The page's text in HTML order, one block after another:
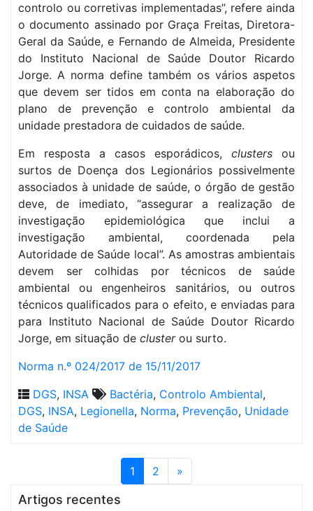
controlo ou corretivas implementadas”, refere ainda
o documento assinado por Graça Freitas, Diretora-
Geral da Saúde, e Fernando de Almeida, Presidente
do Instituto Nacional de Saúde Doutor Ricardo
Jorge. A norma define também os vários aspetos
que devem ser tidos em conta na elaboração do
plano de prevenção e controlo ambiental da
unidade prestadora de cuidados de saúde.
Em resposta a casos esporádicos, clusters ou
surtos de Doença dos Legionários possivelmente
associados à unidade de saúde, o órgão de gestão
deve, de imediato, “assegurar a realização de
investigação epidemiológica que inclui a
investigação ambiental, coordenada pela
Autoridade de Saúde local”. As amostras ambientais
devem ser colhidas por técnicos de saúde
ambiental ou engenheiros sanitários, ou outros
técnicos qualificados para o efeito, e enviadas para
para Instituto Nacional de Saúde Doutor Ricardo
Jorge, em situação de clusterou surto.
Norma n.º 024/2017 de 15/11/2017
DGS, INSA Bactéria, Controlo Ambiental,
DGS, INSA, Legionella, Norma, Prevenção, Unidade
de Saúde
1 2 »
Artigos recentes